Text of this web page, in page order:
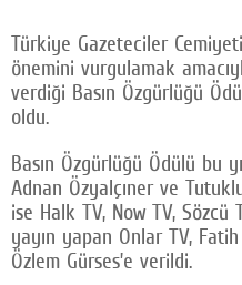
Türkiye Gazeteciler
önemini vurgulamak
verdiği Basın Özgürlüğü
oldu.
Basın Özgürlüğü Ödülü bu
Adnan Özyalçıner ve
ise Halk TV, Now TV, Sözcü
yayın yapan Onlar TV,
Özlem Gürses’e verildi.